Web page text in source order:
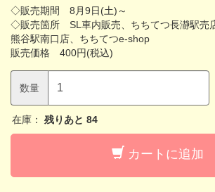
◇販売期間 8月9日(土)～
◇販売箇所 SL車内販売、ちちてつ長瀞駅売
熊谷駅南口店、ちちてつe-shop
販売価格 400円(税込)
数量
在庫： 残りあと 84
カートに追加